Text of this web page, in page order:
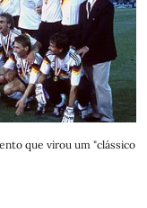
que virou um "clássico